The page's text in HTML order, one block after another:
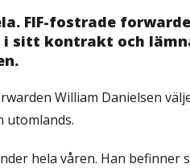
FIF-fostrade
sitt kontrakt och
William Danielsen
hela våren. Han befinner